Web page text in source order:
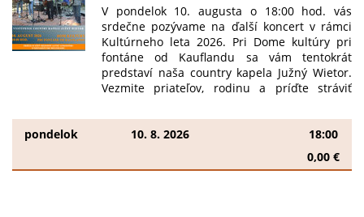
V pondelok 10. augusta o 18:00 hod. vás
srdečne pozývame na ďalší koncert v rámci
Kultúrneho leta 2026. Pri Dome kultúry pri
fontáne od Kauflandu sa vám tentokrát
predstaví naša country kapela Južný Wietor.
Vezmite priateľov, rodinu a príďte stráviť
pod holým nebom. Tešíme sa na Vás !
Meghívjuk Önöket a „Kulturális Nyár 2026”
Kaufland felőli szökőkútnál ezúttal a Južný
pondelok 10. 8. 2026
18:00
0,00 €